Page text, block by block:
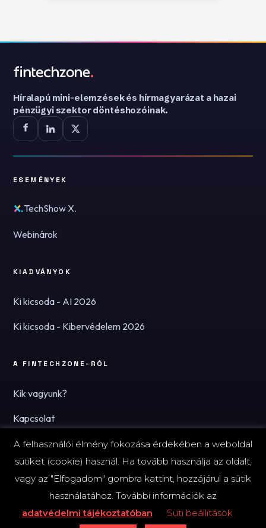
Híralapú mini-elemzések és hírmagyarázat a hazai
pénzügyi szektor döntéshozóinak.
ESEMÉNYEK
TechShow X.
Webinárok
KIADVÁNYOK
Ki kicsoda - AI 2026
Ki kicsoda - Kibervédelem 2026
A FINTECHZONE-RÓL
Kik vagyunk?
Kapcsolat
Hírlevél
© 2026 FinTechZone.hu - A FinTech Group Kft.
A felhasználói élmény fokozása érdekében a weboldal
sütiket (cookie) használ. Ha tovább használja az oldalt,
vagy az "Elfogadom" gombra kattint, hozzájárul a sütik
használatához. További információk az
adatvédelmi tájékoztatóban
Süti beállítások